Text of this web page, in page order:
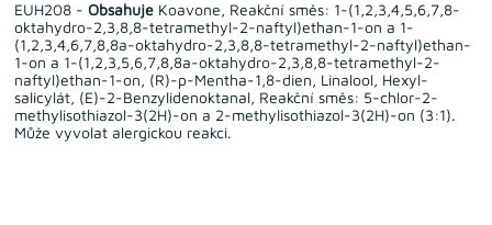
EUH208 -Obsahuje Koavone, Reakční směs: 1-(1,2,3,4,5,6,7,8-
oktahydro-2,3,8,8-tetramethyl-2-naftyl)ethan-1-on a 1-
(1,2,3,4,6,7,8,8a-oktahydro-2,3,8,8-tetramethyl-2-naftyl)ethan-
1-on a 1-(1,2,3,5,6,7,8,8a-oktahydro-2,3,8,8-tetramethyl-2-
naftyl)ethan-1-on, (R)-p-Mentha-1,8-dien, Linalool, Hexyl-
salicylát, (E)-2-Benzylidenoktanal, Reakční směs: 5-chlor-2-
methylisothiazol-3(2H)-on a 2-methylisothiazol-3(2H)-on (3:1).
Může vyvolat alergickou reakci.